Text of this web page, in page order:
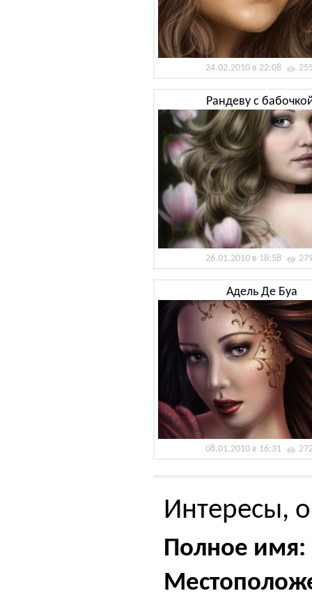
24.02.2010 в 22:08
Рандеву с
26.01.2010 в 18:58
Адель Де Буа
08.01.2010 в 16:31
Интересы,
Полное имя: